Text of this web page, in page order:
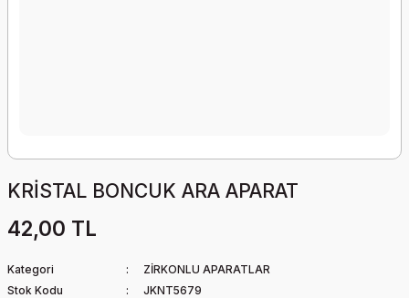
KRİSTAL BONCUK ARA APARAT
42,00 TL
Kategori
ZİRKONLU APARATLAR
Stok Kodu
JKNT5679